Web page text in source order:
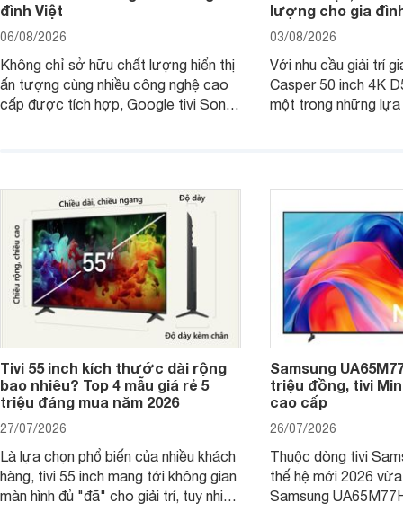
đình Việt
06/08/2026
Không chỉ sở hữu chất lượng hiển thị
ấn tượng cùng nhiều công nghệ cao
cấp được tích hợp, Google tivi Sony
lượng cho gia
03/08/2026
Với nhu cầu giải trí
Casper 50 inch 4K
một trong những lựa
Tivi 55 inch kích thước dài rộng
bao nhiêu? Top 4 mẫu giá rẻ 5
triệu đáng mua năm 2026
27/07/2026
Là lựa chọn phổ biến của nhiều khách
hàng, tivi 55 inch mang tới không gian
màn hình đủ "đã" cho giải trí, tuy nhiên
Samsung
triệu đồng, tivi
cao cấp
26/07/2026
Thuộc dòng tivi
thế hệ mới 2026
Samsung